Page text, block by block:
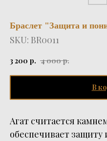
Браслет "Защита и
SKU: BR0011
3 200 р. 4 000 р.
В
Агат считается
обеспечивает защиту